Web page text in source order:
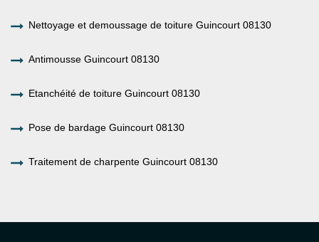
Nettoyage et demoussage de toiture Guincourt 08130
Antimousse Guincourt 08130
Etanchéité de toiture Guincourt 08130
Pose de bardage Guincourt 08130
Traitement de charpente Guincourt 08130